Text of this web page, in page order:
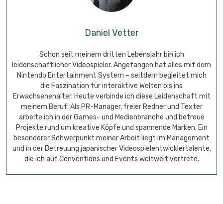
Daniel Vetter
Schon seit meinem dritten Lebensjahr bin ich
leidenschaftlicher Videospieler. Angefangen hat alles mit dem
Nintendo Entertainment System – seitdem begleitet mich
die Faszination für interaktive Welten bis ins
Erwachsenenalter. Heute verbinde ich diese Leidenschaft mit
meinem Beruf: Als PR-Manager, freier Redner und Texter
arbeite ich in der Games- und Medienbranche und betreue
Projekte rund um kreative Köpfe und spannende Marken. Ein
besonderer Schwerpunkt meiner Arbeit liegt im Management
und in der Betreuung japanischer Videospielentwicklertalente,
die ich auf Conventions und Events weltweit vertrete.